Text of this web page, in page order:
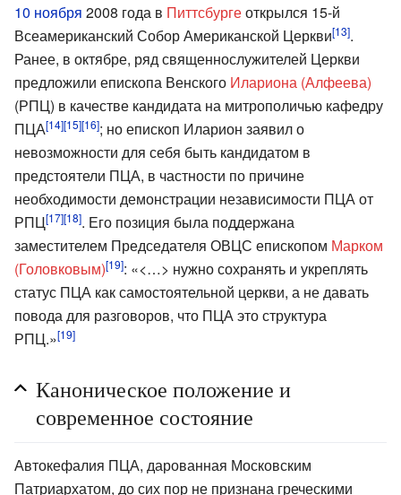
10 ноября 2008 года в Питтсбургеоткрылся 15-й
Всеамериканский Собор Американской Церкви[13].
Ранее, в октябре, ряд священнослужителей Церкви
предложили епископа Венского Илариона (Алфеева)
(РПЦ) в качестве кандидата на митрополичью кафедру
ПЦА[14][15][16]; но епископ Иларион заявил о
невозможности для себя быть кандидатом в
предстоятели ПЦА, в частности по причине
необходимости демонстрации независимости ПЦА от
РПЦ[17][18]. Его позиция была поддержана
заместителем Председателя ОВЦС епископом Марком
(Головковым)[19]: «<…> нужно сохранять и укреплять
статус ПЦА как самостоятельной церкви, а не давать
повода для разговоров, что ПЦА это структура
РПЦ.»[19]
Каноническое положение и
современное состояние
Автокефалия ПЦА, дарованная Московским
Патриархатом, до сих пор не признана греческими